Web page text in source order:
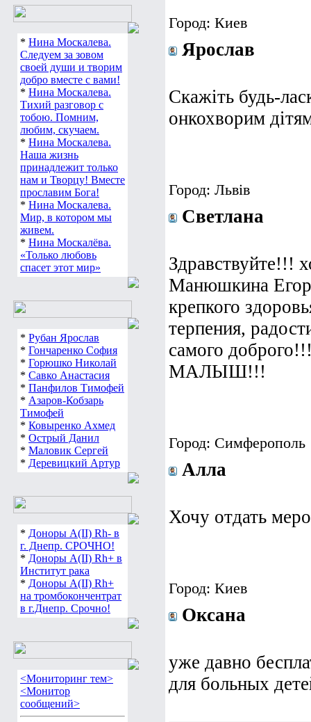
* Нина Москалева.
Следуем за зовом
своей души и творим
добро вместе с вами!
* Нина Москалева.
Тихий разговор с
тобою. Помним,
любим, скучаем.
* Нина Москалева.
Наша жизнь
принадлежит только
нам и Творцу! Вместе
прославим Бога!
* Нина Москалева.
Мир, в котором мы
живем.
* Нина Москалёва.
«Только любовь
спасет этот мир»
* Рубан Ярослав
* Гончаренко София
* Горюшко Николай
* Савко Анастасия
* Панфилов Тимофей
* Азаров-Кобзарь
Тимофей
* Ковыренко Ахмед
* Острый Данил
* Маловик Сергей
* Деревицкий Артур
* Доноры А(ІІ) Rh- в
г. Днепр. СРОЧНО!
* Доноры А(ІІ) Rh+ в
Институт рака
* Доноры А(ІІ) Rh+
на тромбокончентрат
в г.Днепр. Срочно!
<Мониторинг тем>
<Монитор
сообщений>
Город: Киев
Ярослав
Скажіть будь-
онкохворим
Город: Львів
Светлана
Здравствуйте!!!
Манюшкина
крепкого
терпения,
самого
МАЛЫШ!!!
Город: Симферополь
Алла
Хочу отдать
Город: Киев
Оксана
уже давно
для больных